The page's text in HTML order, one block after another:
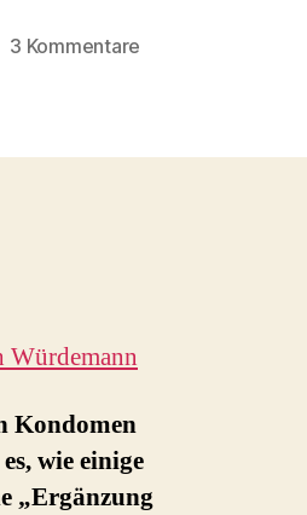
3 Kommentare
?
Kondomen
wie einige
„Ergänzung